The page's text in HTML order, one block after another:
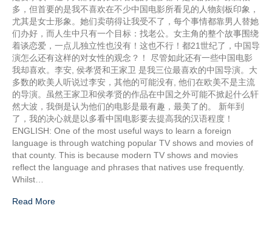
多，但首要的是我不喜欢在不少中国电影所看见的人物刻板印象，
尤其是女士形象。她们卖萌得让我受不了，每个事情都靠男人替她
们办好，而人生中只有一个目标：找老公。女主角的整个故事围绕
着谈恋爱，一点儿独立性也没有！这也不行！都21世纪了，中国导
演怎么还有这样的对女性的观念？！ 尽管如此还有一些中国电影
我却喜欢。李安, 侯孝贤和王家卫 是我三位最喜欢的中国导演。大
多数的欧美人听说过李安，其他的可能没有, 他们在欧美不是主流
的导演。虽然王家卫和侯孝贤的作品在中国之外可能不掀起什么轩
然大波，我倒是认为他们的电影是最有趣，最美了的。 新年到
了，我的决心就是以多看中国电影要去提高我的汉语程度！
ENGLISH: One of the most useful ways to learn a foreign
language is through watching popular TV shows and movies of
that county. This is because modern TV shows and movies
reflect the language and phrases that natives use frequently.
Whilst…
Read More